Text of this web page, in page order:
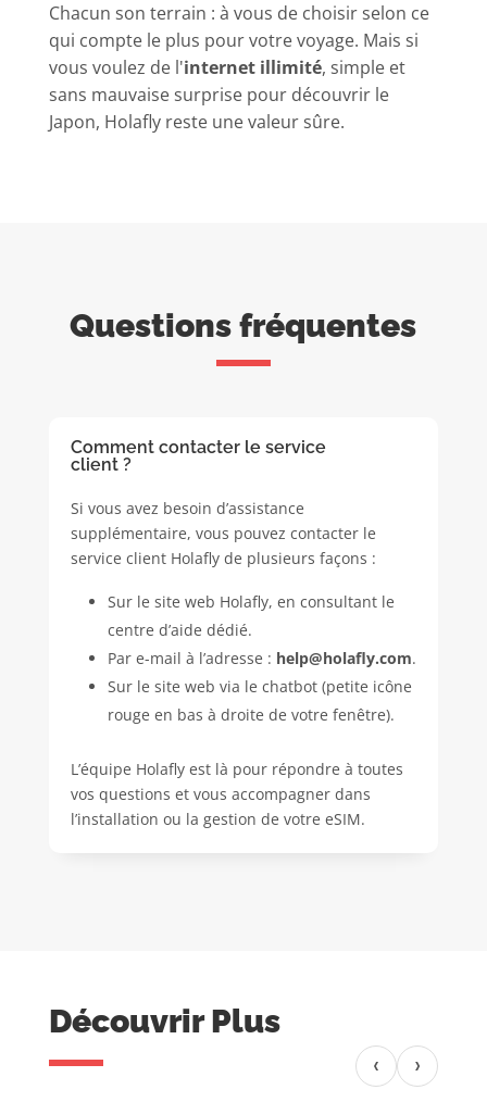
Chacun son terrain : à vous de choisir selon ce
qui compte le plus pour votre voyage. Mais si
vous voulez de l'internet illimité, simple et
sans mauvaise surprise pour découvrir le
Japon, Holafly reste une valeur sûre.
Questions fréquentes
Comment contacter le service
client ?
Si vous avez besoin d’assistance
supplémentaire, vous pouvez contacter le
service client Holafly de plusieurs façons :
Sur le site web Holafly, en consultant le
centre d’aide dédié.
Par e-mail à l’adresse : help@holafly.com.
Sur le site web via le chatbot (petite icône
rouge en bas à droite de votre fenêtre).
L’équipe Holafly est là pour répondre à toutes
vos questions et vous accompagner dans
l’installation ou la gestion de votre eSIM.
Découvrir Plus
‹ ›